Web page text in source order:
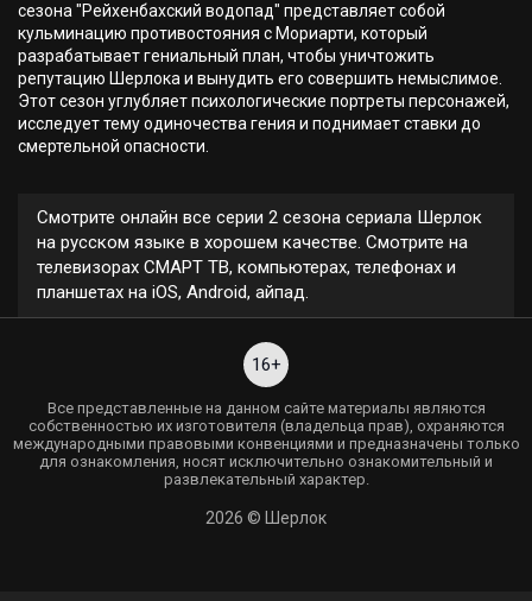
сезона "Рейхенбахский водопад" представляет собой
кульминацию противостояния с Мориарти, который
разрабатывает гениальный план, чтобы уничтожить
репутацию Шерлока и вынудить его совершить немыслимое.
Этот сезон углубляет психологические портреты персонажей,
исследует тему одиночества гения и поднимает ставки до
смертельной опасности.
Смотрите онлайн все серии 2 сезона сериала Шерлок
на русском языке в хорошем качестве. Смотрите на
телевизорах СМАРТ ТВ, компьютерах, телефонах и
планшетах на iOS, Android, айпад.
16+
Все представленные на данном сайте материалы являются
собственностью их изготовителя (владельца прав), охраняются
международными правовыми конвенциями и предназначены только
для ознакомления, носят исключительно ознакомительный и
развлекательный характер.
2026 © Шерлок